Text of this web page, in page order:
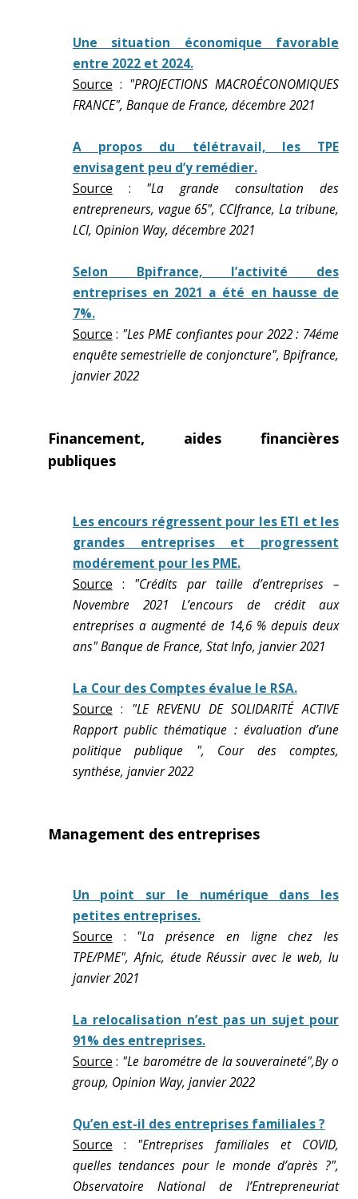
Une situation économique favorable
entre 2022 et 2024.
Source : "PROJECTIONS MACROÉCONOMIQUES
FRANCE", Banque de France, décembre 2021
A propos du télétravail, les TPE
envisagent peu d’y remédier.
Source : "La grande consultation des
entrepreneurs, vague 65", CCIfrance, La tribune,
LCI, Opinion Way, décembre 2021
Selon Bpifrance, l’activité des
entreprises en 2021 a été en hausse de
7%.
Source : "Les PME confiantes pour 2022 : 74éme
enquête semestrielle de conjoncture", Bpifrance,
janvier 2022
Financement, aides financières
publiques
Les encours régressent pour les ETI et les
grandes entreprises et progressent
modérement pour les PME.
Source : "Crédits par taille d’entreprises –
Novembre 2021 L’encours de crédit aux
entreprises a augmenté de 14,6 % depuis deux
ans" Banque de France, Stat Info, janvier 2021
La Cour des Comptes évalue le RSA.
Source : "LE REVENU DE SOLIDARITÉ ACTIVE
Rapport public thématique : évaluation d’une
politique publique ", Cour des comptes,
synthése, janvier 2022
Management des entreprises
Un point sur le numérique dans les
petites entreprises.
Source : "La présence en ligne chez les
TPE/PME", Afnic, étude Réussir avec le web, lu
janvier 2021
La relocalisation n’est pas un sujet pour
91% des entreprises.
Source : "Le barométre de la souveraineté",By o
group, Opinion Way, janvier 2022
Qu’en est-il des entreprises familiales ?
Source : "Entreprises familiales et COVID,
quelles tendances pour le monde d’après ?",
Observatoire National de l’Entrepreneuriat